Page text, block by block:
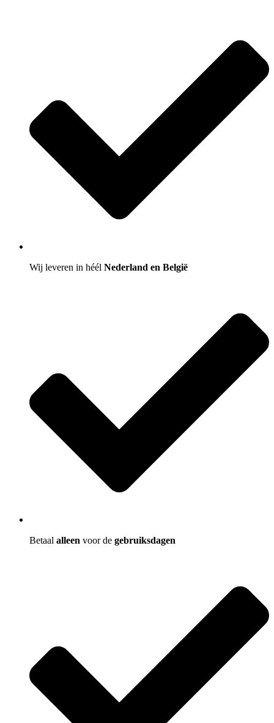
Wij leveren in héél Nederland en België
Betaal alleen voor de gebruiksdagen